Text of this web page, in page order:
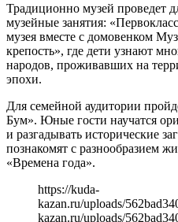
Традиционно музей проведет
музейные занятия:
музея вместе с домовенком
крепость», где дети узнают
народов, проживавших на
эпохи.
Для семейной аудитории
Бум». Юные гости научатся
и разгадывать исторические
познакомят с разнообразием
«Времена года».
https://kuda-
kazan.ru/uploads/
kazan.ru/uploads/